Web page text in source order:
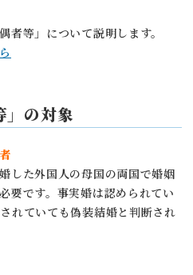
者等」について説明します。
」の対象
した外国人の母国の両国で婚姻
要です。事実婚は認められてい
れていても偽装結婚と判断され